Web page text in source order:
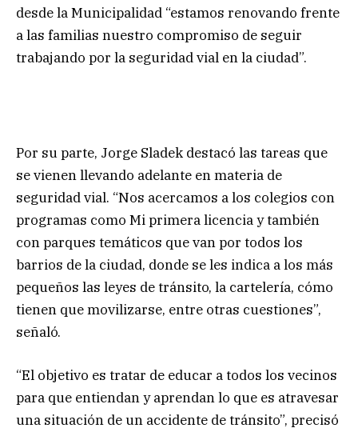
desde la Municipalidad “estamos renovando frente
a las familias nuestro compromiso de seguir
trabajando por la seguridad vial en la ciudad”.
Por su parte, Jorge Sladek destacó las tareas que
se vienen llevando adelante en materia de
seguridad vial. “Nos acercamos a los colegios con
programas como Mi primera licencia y también
con parques temáticos que van por todos los
barrios de la ciudad, donde se les indica a los más
pequeños las leyes de tránsito, la cartelería, cómo
tienen que movilizarse, entre otras cuestiones”,
señaló.
“El objetivo es tratar de educar a todos los vecinos
para que entiendan y aprendan lo que es atravesar
una situación de un accidente de tránsito”, precisó